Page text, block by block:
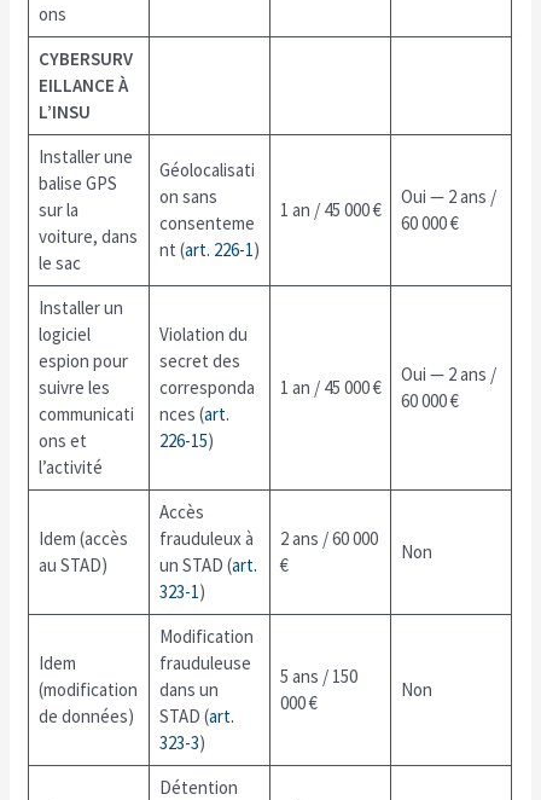
ons
CYBERSURV
EILLANCE À
L’INSU
Installer une
balise GPS
sur la
voiture, dans
le sac
Géolocalisati
on sans
consenteme
nt (art. 226-1)
1 an / 45 000 €
Oui — 2 ans /
60 000 €
Installer un
logiciel
espion pour
suivre les
communicati
ons et
l’activité
Violation du
secret des
corresponda
nces (art.
226-15)
1 an / 45 000 €
Oui — 2 ans /
60 000 €
Idem (accès
au STAD)
Accès
frauduleux à
un STAD (art.
323-1)
2 ans / 60 000
€
Non
Idem
(modification
de données)
Modification
frauduleuse
dans un
STAD (art.
323-3)
5 ans / 150
000 €
Non
Détention